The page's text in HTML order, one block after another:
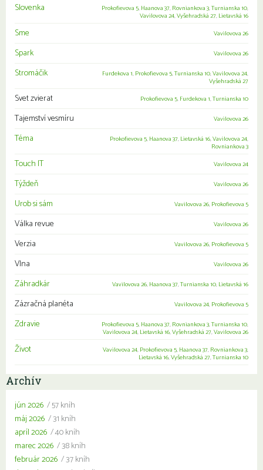
Slovenka Prokofievova 5,Haanova 37,Rovniankova 3,Turnianska 10,
Vavilovova 24,Vyšehradská 27,Lietavská 16
Sme Vavilovova 26
Spark Vavilovova 26
Stromáčik Furdekova 1,Prokofievova 5,Turnianska 10,Vavilovova 24,
Vyšehradská 27
Svet zvierat Prokofievova 5,Furdekova 1,Turnianska 10
Tajemství vesmíru Vavilovova 26
Téma Prokofievova 5,Haanova 37,Lietavská 16,Vavilovova 24,
Rovniankova 3
Touch IT Vavilovova 24
Týždeň Vavilovova 26
Urob si sám Vavilovova 26,Prokofievova 5
Válka revue Vavilovova 26
Verzia Vavilovova 26,Prokofievova 5
Vlna Vavilovova 26
Záhradkár Vavilovova 26,Haanova 37,Turnianska 10,Lietavská 16
Zázračná planéta Vavilovova 24,Prokofievova 5
Zdravie Prokofievova 5,Haanova 37,Rovniankova 3,Turnianska 10,
Vavilovova 24,Lietavská 16,Vyšehradská 27,Vavilovova 26
Život Vavilovova 24,Prokofievova 5,Haanova 37,Rovniankova 3,
Lietavská 16,Vyšehradská 27,Turnianska 10
Archív
jún 2026 / 57 kníh
máj 2026 / 31 kníh
apríl 2026 / 40 kníh
marec 2026 / 38 kníh
február 2026 / 37 kníh